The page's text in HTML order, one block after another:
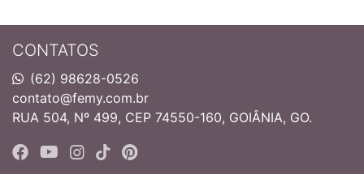
CONTATOS
(62) 98628-0526
contato@femy.com.br
RUA 504, Nº 499, CEP 74550-160, GOIÂNIA, GO.